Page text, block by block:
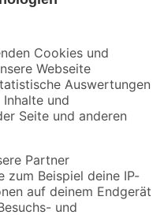
mehr verpassen!